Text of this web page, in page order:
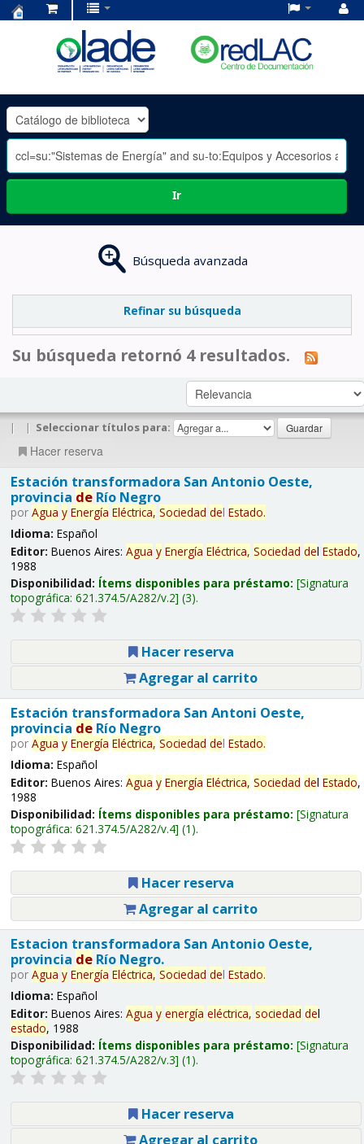
OLADE
-
Ir
Búsqueda avanzada
Refinar su búsqueda
Su búsqueda retornó 4 resultados.
| | Seleccionar títulos para:
Hacer reserva
Estación transformadora San Antonio Oeste,
provincia deRío Negro
por Agua y Energía Eléctrica, Sociedad del Estado.
Idioma: Español
Editor: Buenos Aires: Agua y Energía Eléctrica, Sociedad del Estado,
1988
Disponibilidad: Ítems disponibles para préstamo: Signatura
topográfica: 621.374.5/A282/v.2 (3).
Hacer reserva
Agregar al carrito
Estación transformadora San Antoni Oeste,
provincia deRío Negro
por Agua y Energía Eléctrica, Sociedad del Estado.
Idioma: Español
Editor: Buenos Aires: Agua y Energía Eléctrica, Sociedad del Estado,
1988
Disponibilidad: Ítems disponibles para préstamo: Signatura
topográfica: 621.374.5/A282/v.4 (1).
Hacer reserva
Agregar al carrito
Estacion transformadora San Antonio Oeste,
provincia deRío Negro.
por Agua y Energía Eléctrica, Sociedad del Estado.
Idioma: Español
Editor: Buenos Aires: Agua y energía eléctrica, sociedad del
estado, 1988
Disponibilidad: Ítems disponibles para préstamo: Signatura
topográfica: 621.374.5/A282/v.3 (1).
Hacer reserva
Agregar al carrito